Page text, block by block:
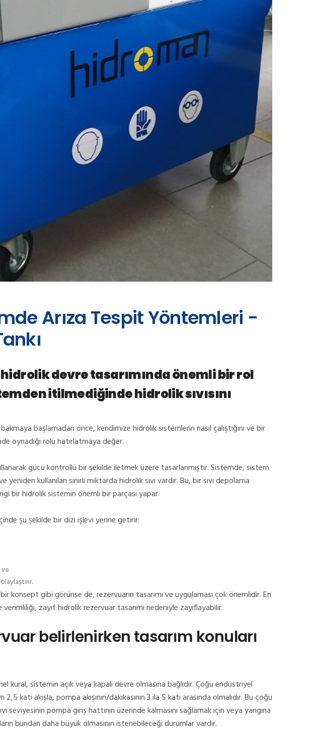
Arıza Tespit Yöntemleri -
devre tasarımında önemli bir rol
itilmediğinde hidrolik sıvısını
başlamadan önce, kendimize hidrolik sistemlerin nasıl çalıştığını ve bir
oynadığı rolü hatırlatmaya değer.
gücü kontrollü bir şekilde iletmek üzere tasarlanmıştır.Sistemde, sistem
kullanılan sınırlı miktarda hidrolik sıvı vardır.Bu, bir sıvı depolama
bir hidrolik sistemin önemli bir parçası yapar.
şu şekilde bir dizi işlevi yerine getirir:
konsept gibi görünse de, rezervuarın tasarımı ve uygulaması çok önemlidir.En
zayıf hidrolik rezervuar tasarımı nedeniyle zayıflayabilir.
belirlenirken tasarım konuları
kural, sistemin açık veya kapalı devre olmasına bağlıdır.Çoğu endüstriyel
katı akışla, pompa akışının/dakikasının 3 ila 5 katı arasında olmalıdır.Bu çoğu
seviyesinin pompa giriş hattının üzerinde kalmasını sağlamak için veya yangına
bundan daha büyük olmasının istenebileceği durumlar vardır.